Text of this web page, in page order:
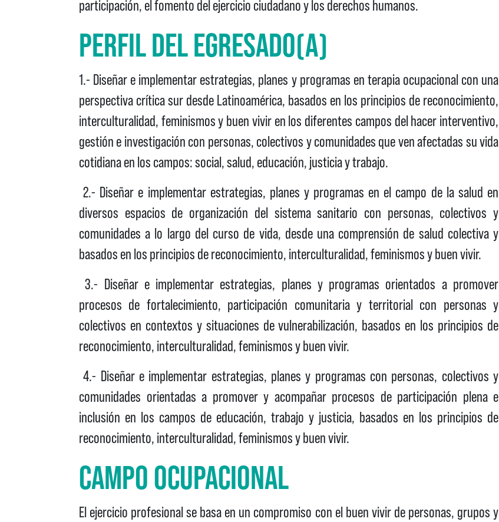
participación, el fomento del ejercicio ciudadano y los derechos humanos.
PERFIL DEL EGRESADO(A)
1.- Diseñar e implementar estrategias, planes y programas en terapia ocupacional con una
perspectiva crítica sur desde Latinoamérica, basados en los principios de reconocimiento,
interculturalidad, feminismos y buen vivir en los diferentes campos del hacer interventivo,
gestión e investigación con personas, colectivos y comunidades que ven afectadas su vida
cotidiana en los campos: social, salud, educación, justicia y trabajo.
2.- Diseñar e implementar estrategias, planes y programas en el campo de la salud en
diversos espacios de organización del sistema sanitario con personas, colectivos y
comunidades a lo largo del curso de vida, desde una comprensión de salud colectiva y
basados en los principios de reconocimiento, interculturalidad, feminismos y buen vivir.
3.- Diseñar e implementar estrategias, planes y programas orientados a promover
procesos de fortalecimiento, participación comunitaria y territorial con personas y
colectivos en contextos y situaciones de vulnerabilización, basados en los principios de
reconocimiento, interculturalidad, feminismos y buen vivir.
4.- Diseñar e implementar estrategias, planes y programas con personas, colectivos y
comunidades orientadas a promover y acompañar procesos de participación plena e
inclusión en los campos de educación, trabajo y justicia, basados en los principios de
reconocimiento, interculturalidad, feminismos y buen vivir.
CAMPO OCUPACIONAL
El ejercicio profesional se basa en un compromiso con el buen vivir de personas, grupos y